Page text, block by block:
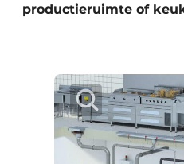
Contact
Evenementen
Houtbouw
HVAC
Interieurarchitectuur
productieruimte of